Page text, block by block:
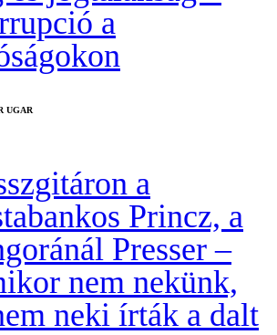
a
UGAR
a
Princz, a
Presser –
nem nekünk,
neki írták a dalt